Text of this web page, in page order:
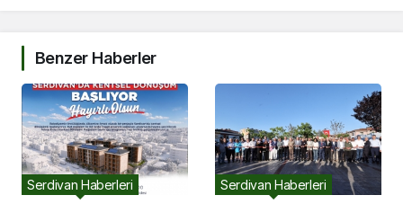
Benzer Haberler
Serdivan Haberleri Serdivan Haberleri